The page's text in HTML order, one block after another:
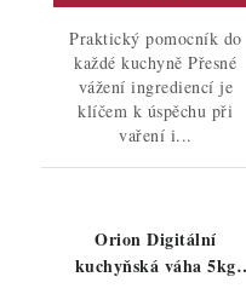
Praktický pomocník do
každé kuchyně Přesné
vážení ingrediencí je
klíčem k úspěchu při
vaření i...
Orion Digitální
kuchyňská váha 5kg